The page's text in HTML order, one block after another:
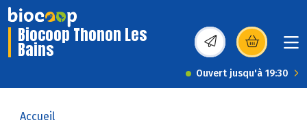
Biocoop Thonon Les
Bains (s’ouvre dans une
Ouvert jusqu'à 19:30
Accueil